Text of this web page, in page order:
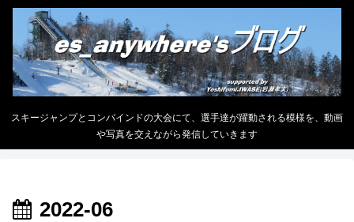
スキージャンプとコンバインドの大会にて、選手達が躍動される模様を、動画
や写真を交えながら発信していきます
2022-06